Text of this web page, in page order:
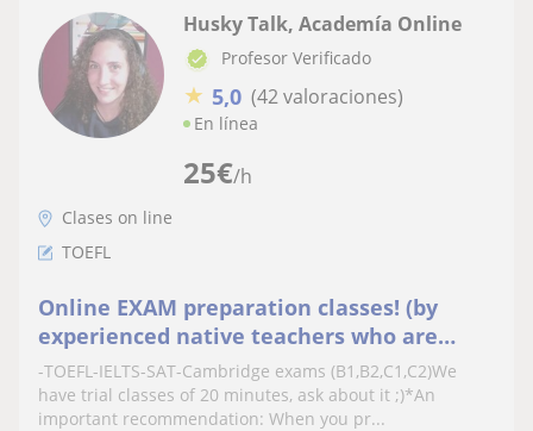
25€/h
Husky Talk, Academía Online
Profesor Verificado
★ 5,0 (42 valoraciones)
En línea
Clases on line
TOEFL
Online EXAM preparation classes! (by
experienced native teachers who are
certified by Cambridge)
-TOEFL-IELTS-SAT-Cambridge exams (B1,B2,C1,C2)We
have trial classes of 20 minutes, ask about it ;)*An
important recommendation: When you pr...